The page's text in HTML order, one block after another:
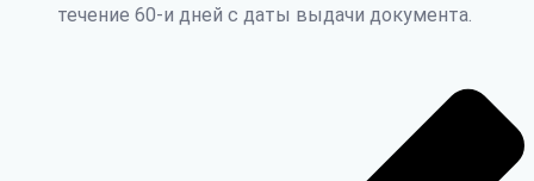
течение 60-и дней с даты выдачи документа.